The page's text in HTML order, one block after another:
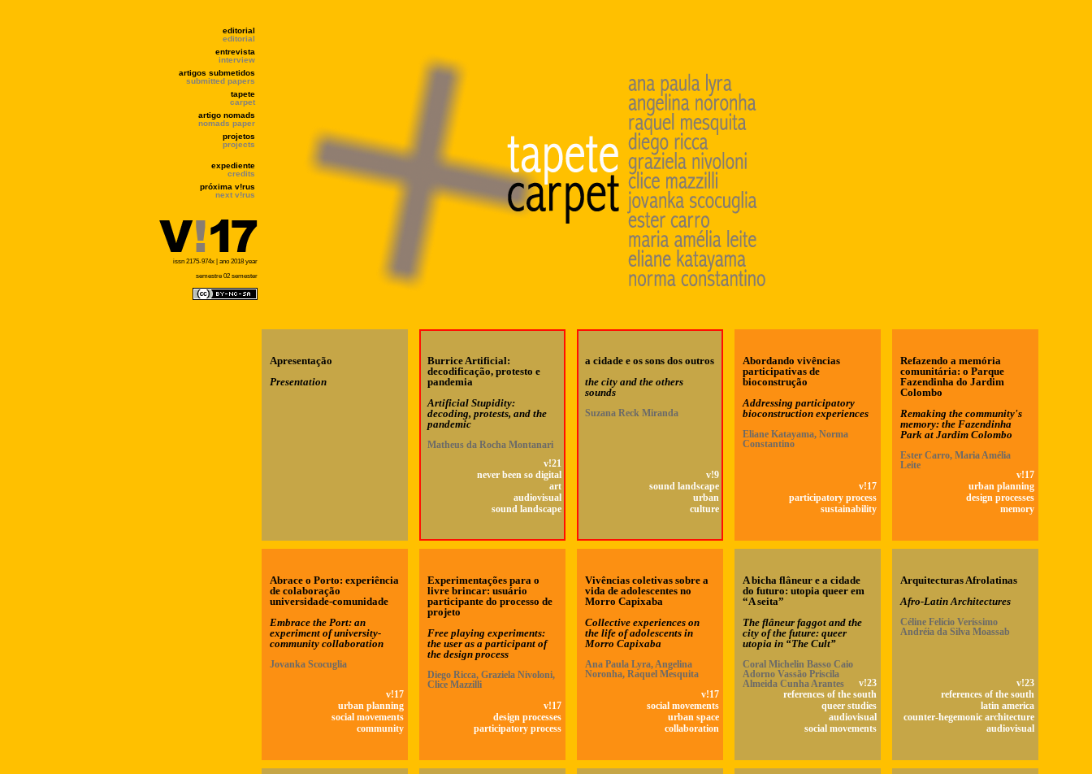
editorial
editorial
entrevista
interview
artigos submetidos
submitted papers
tapete
carpet
artigo nomads
nomads paper
projetos
projects
expediente
credits
próxima v!rus
next v!rus
issn 2175-974x | ano 2018 year
semestre 02 semester
Apresentação
Presentation
Burrice Artificial:
decodificação, protesto e
pandemia
Artificial Stupidity:
decoding, protests, and the
pandemic
Matheus da Rocha Montanari
v!21
never been so digital
art
audiovisual
sound landscape
a cidade e os sons dos outros
the city and the others
sounds
Suzana Reck Miranda
v!9
sound landscape
urban
culture
Abordando vivências
participativas de
bioconstrução
Addressing participatory
bioconstruction experiences
Eliane Katayama, Norma
Constantino
v!17
participatory process
sustainability
Refazendo a memória
comunitária: o Parque
Fazendinha do Jardim
Colombo
Remaking the community's
memory: the Fazendinha
Park at Jardim Colombo
Ester Carro, Maria Amélia
Leite
v!17
urban planning
design processes
memory
Abrace o Porto: experiência
de colaboração
universidade-comunidade
Embrace the Port: an
experiment of university-
community collaboration
Jovanka Scocuglia
v!17
urban planning
social movements
community
Experimentações para o
livre brincar: usuário
participante do processo de
projeto
Free playing experiments:
the user as a participant of
the design process
Diego Ricca, Graziela Nivoloni,
Clice Mazzilli
v!17
design processes
participatory process
Vivências coletivas sobre a
vida de adolescentes no
Morro Capixaba
Collective experiences on
the life of adolescents in
Morro Capixaba
Ana Paula Lyra, Angelina
Noronha, Raquel Mesquita
v!17
social movements
urban space
collaboration
A bicha flâneur e a cidade
do futuro: utopia queer em
“A seita”
The flâneur faggot and the
city of the future: queer
utopia in “The Cult”
Coral Michelin Basso Caio
Adorno Vassão Priscila
Almeida Cunha Arantes
v!23
references of the south
queer studies
audiovisual
social movements
Arquitecturas Afrolatinas
Afro-Latin Architectures
Céline Felício Veríssimo
Andréia da Silva Moassab
v!23
references of the south
latin america
counter-hegemonic architecture
audiovisual